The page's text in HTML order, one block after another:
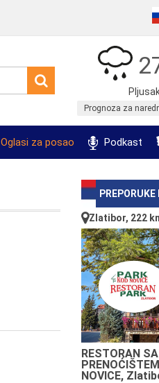
Prognoza za
Oglasi za posao Podkast
Zlatibor, 222
RESTORAN SA
NOVICE,